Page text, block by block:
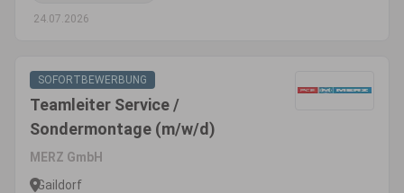
24.07.2026
SOFORTBEWERBUNG
Teamleiter Service /
Sondermontage (m/w/d)
MERZ GmbH
Gaildorf